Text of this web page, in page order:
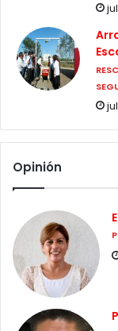
Opinión